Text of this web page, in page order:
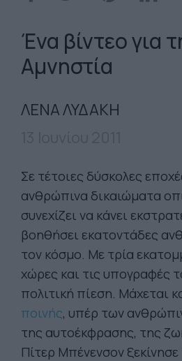
Ένα βίντεο για
Αμνηστία
ΛΕΝΑ ΛΥΔΑΚΗ
Σε τέτοιες δύσκολες
ανθρώπινα δικαιώματα
συνεχίζει να κάνει
βοηθήσει εκατοντάδες
τον κόσμο. Με τρία
χώρες και τις υπογραφές
πολιτική πίεση. Μάχεται
ποινής, υπέρ των
της αυτοέκφρασης, της
Πίτερ Μπένενσον